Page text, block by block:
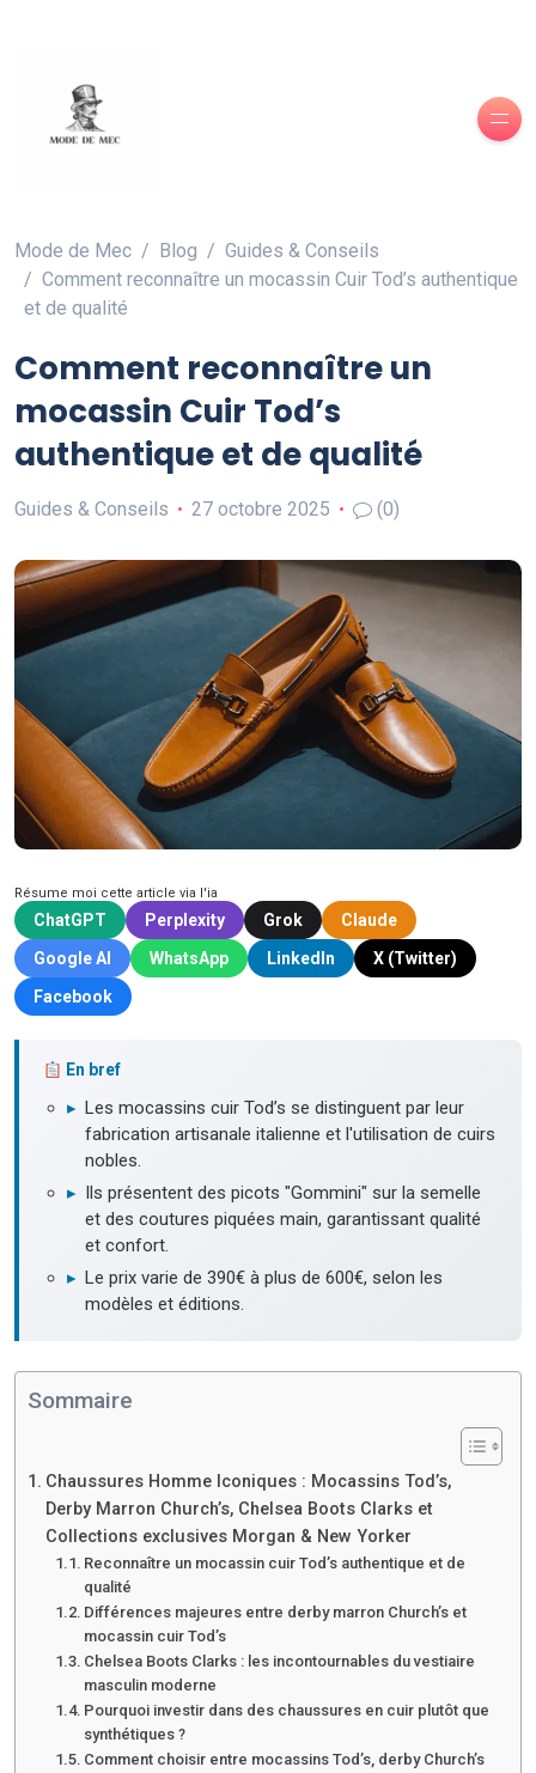
Mode de Mec Blog
Guides & Conseils
Comment reconnaître un mocassin Cuir Tod’s authentique
et de qualité
Comment reconnaître un
mocassin Cuir Tod’s
authentique et de qualité
Guides & Conseils 27 octobre 2025 (0)
Résume moi cette article via l'ia
ChatGPT Perplexity Grok
Claude
Google AI
WhatsApp LinkedIn
X (Twitter)
Facebook
En bref
▸ Les mocassins cuir Tod’s se distinguent par leur
fabrication artisanale italienne et l'utilisation de cuirs
nobles.
▸
Ils présentent des picots "Gommini" sur la semelle
et des coutures piquées main, garantissant qualité
et confort.
▸ Le prix varie de 390€ à plus de 600€, selon les
modèles et éditions.
Sommaire
Chaussures Homme Iconiques : Mocassins Tod’s,
Derby Marron Church’s, Chelsea Boots Clarks et
Collections exclusives Morgan & New Yorker
Reconnaître un mocassin cuir Tod’s authentique et de
qualité
Différences majeures entre derby marron Church’s et
mocassin cuir Tod’s
Chelsea Boots Clarks : les incontournables du vestiaire
masculin moderne
Pourquoi investir dans des chaussures en cuir plutôt que
synthétiques ?
Comment choisir entre mocassins Tod’s, derby Church’s